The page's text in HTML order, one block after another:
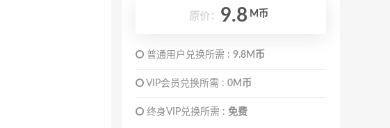
原价： 9.8 M币
普通用户兑换所需 : 9.8M币
VIP会员兑换所需 : 0M币
终身VIP兑换所需 : 免费